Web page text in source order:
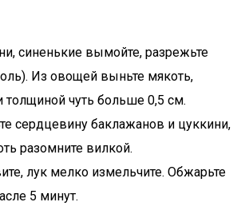
синенькие вымойте, разрежьте
Из овощей выньте мякоть,
толщиной чуть больше 0,5 см.
сердцевину баклажанов и цуккини,
разомните вилкой.
лук мелко измельчите. Обжарьте
5 минут.